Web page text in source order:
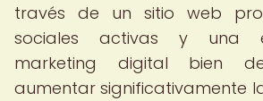
través de un sitio web
sociales activas y una
marketing digital bien
aumentar significativamente